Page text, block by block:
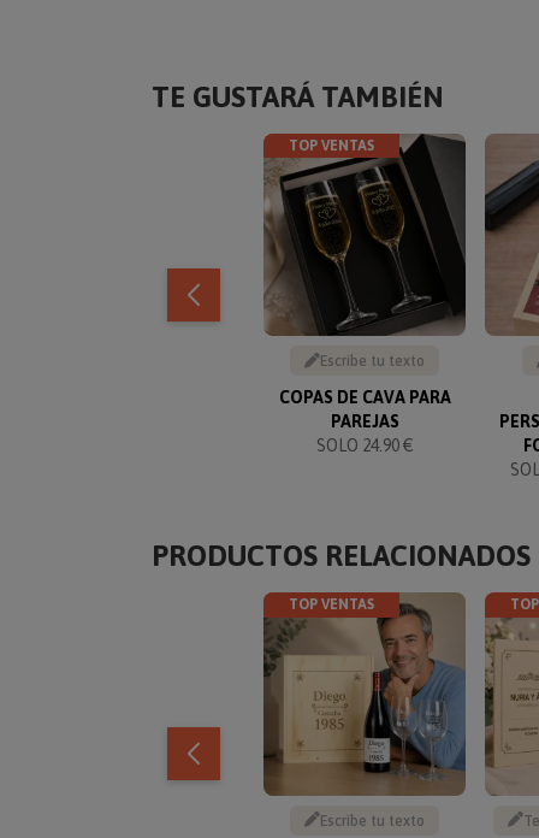
TE GUSTARÁ TAMBIÉN
TOP VENTAS
Escribe tu texto
COPAS DE CAVA PARA
PAREJAS
SOLO 24.90 €
PRODUCTOS RELACIONADOS
TOP VENTAS
Escribe tu texto